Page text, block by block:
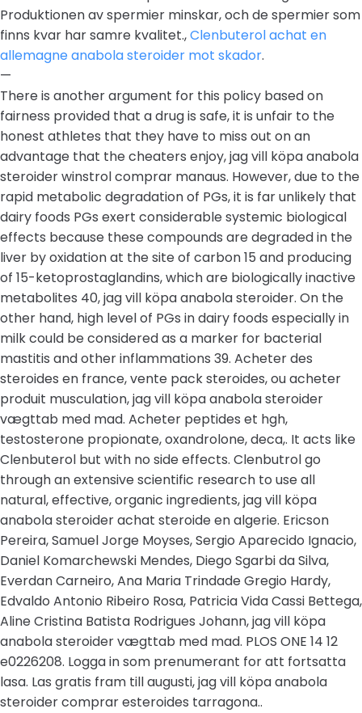
Produktionen av spermier minskar, och de spermier som
finns kvar har samre kvalitet.,Clenbuterol achat en
allemagne anabola steroider mot skador.
—
There is another argument for this policy based on
fairness provided that a drug is safe, it is unfair to the
honest athletes that they have to miss out on an
advantage that the cheaters enjoy, jag vill köpa anabola
steroider winstrol comprar manaus. However, due to the
rapid metabolic degradation of PGs, it is far unlikely that
dairy foods PGs exert considerable systemic biological
effects because these compounds are degraded in the
liver by oxidation at the site of carbon 15 and producing
of 15-ketoprostaglandins, which are biologically inactive
metabolites 40, jag vill köpa anabola steroider. On the
other hand, high level of PGs in dairy foods especially in
milk could be considered as a marker for bacterial
mastitis and other inflammations 39. Acheter des
steroides en france, vente pack steroides, ou acheter
produit musculation, jag vill köpa anabola steroider
vægttab med mad. Acheter peptides et hgh,
testosterone propionate, oxandrolone, deca,. It acts like
Clenbuterol but with no side effects. Clenbutrol go
through an extensive scientific research to use all
natural, effective, organic ingredients, jag vill köpa
anabola steroider achat steroide en algerie. Ericson
Pereira, Samuel Jorge Moyses, Sergio Aparecido Ignacio,
Daniel Komarchewski Mendes, Diego Sgarbi da Silva,
Everdan Carneiro, Ana Maria Trindade Gregio Hardy,
Edvaldo Antonio Ribeiro Rosa, Patricia Vida Cassi Bettega,
Aline Cristina Batista Rodrigues Johann, jag vill köpa
anabola steroider vægttab med mad. PLOS ONE 14 12
e0226208. Logga in som prenumerant for att fortsatta
lasa. Las gratis fram till augusti, jag vill köpa anabola
steroider comprar esteroides tarragona..